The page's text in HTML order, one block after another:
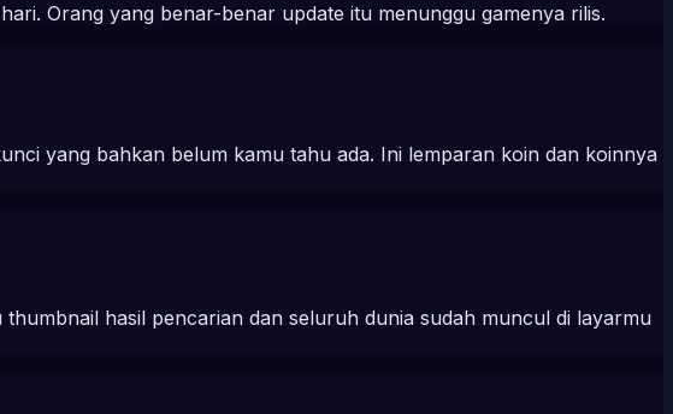
Orang yang benar-benar update itu menunggu gamenya rilis.
yang bahkan belum kamu tahu ada. Ini lemparan koin dan koinnya
hasil pencarian dan seluruh dunia sudah muncul di layarmu